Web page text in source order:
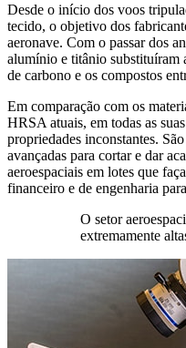
Desde o início dos voos
tecido, o objetivo dos
aeronave. Com o passar dos
alumínio e titânio substituíram
de carbono e os compostos
Em comparação com os
HRSA atuais, em todas as
propriedades inconstantes.
avançadas para cortar e dar
aeroespaciais em lotes que
financeiro e de engenharia
O setor
extremamente